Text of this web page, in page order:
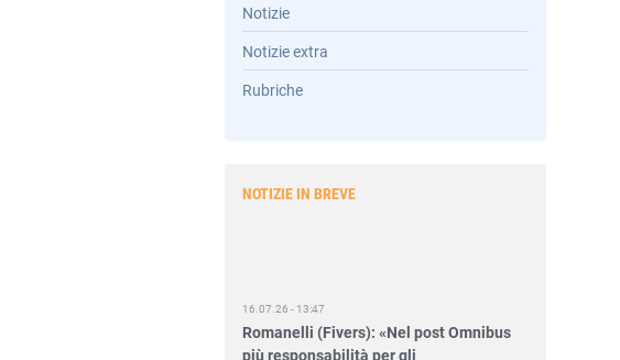
Notizie
Notizie extra
Rubriche
NOTIZIE IN BREVE
Romanelli (Fivers): «Nel post Omnibus
più responsabilità per gli
amministratori»